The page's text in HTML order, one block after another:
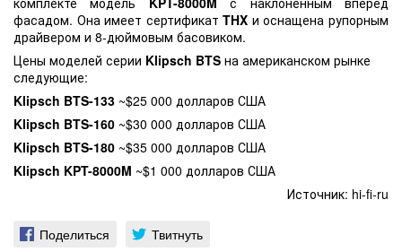
фасадом. Она имеет сертификатTHX и оснащена рупорным
драйвером и 8-дюймовым басовиком.
Цены моделей серии Klipsch BTS на американском рынке
следующие:
Klipsch BTS-133 ~$25 000 долларов США
Klipsch BTS-160 ~$30 000 долларов США
Klipsch BTS-180 ~$35 000 долларов США
Klipsch KPT-8000M ~$1 000 долларов США
Источник: hi-fi-ru
Поделиться Твитнуть